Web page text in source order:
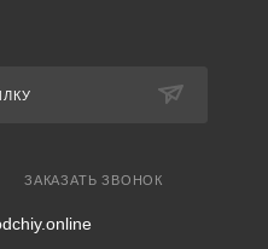
ЗАКАЗАТЬ ЗВОНОК